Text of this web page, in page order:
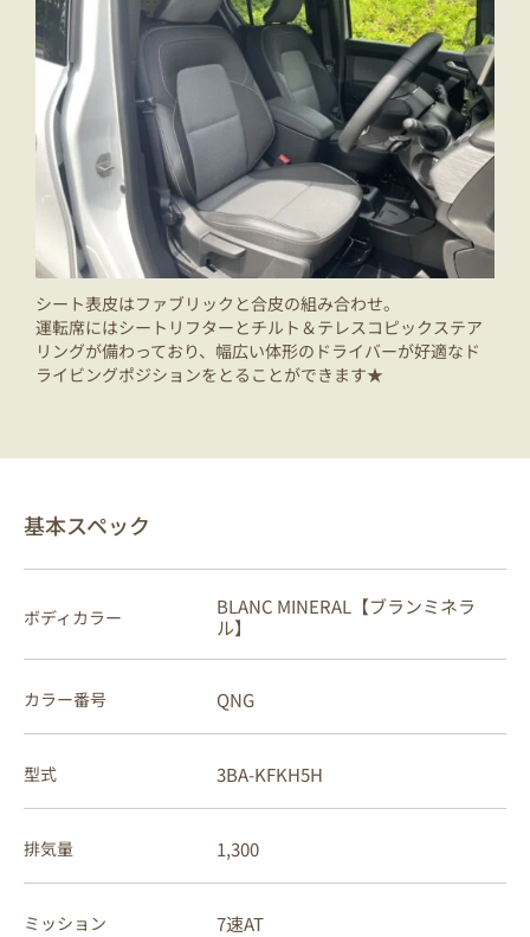
シート表皮はファブリックと合皮の組み合わせ。
運転席にはシートリフターとチルト＆テレスコピックステア
リングが備わっており、幅広い体形のドライバーが好適なド
ライビングポジションをとることができます★
基本スペック
ボディカラー
BLANC MINERAL【ブランミネラ
ル】
カラー番号 QNG
型式 3BA-KFKH5H
排気量 1,300
ミッション 7速AT